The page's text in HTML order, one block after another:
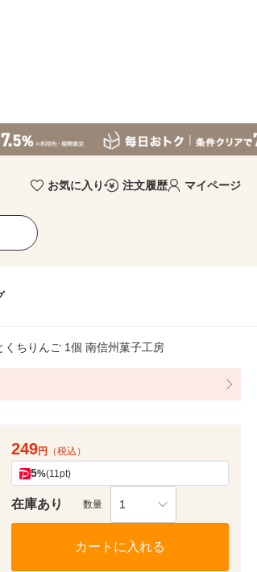
お気に入り 注文履歴 マイページ
くちりんご 1個 南信州菓子工房
249円 （税込）
5%(11pt)
在庫あり 数量 1
カートに入れる